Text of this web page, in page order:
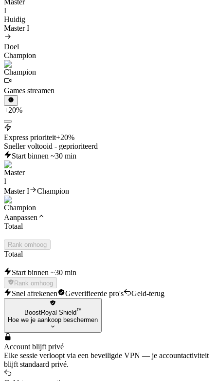
Huidig
Master I
Doel
Champion
Games streamen
+20%
Express prioriteit+20%
Sneller voltooid - geprioriteerd
Start binnen ~30 min
Master I Champion
Aanpassen
Totaal
Rank omhoog
Totaal
Start binnen ~30 min
Rank omhoog
Snel afrekenen Geverifieerde pro's Geld-terug
BoostRoyal Shield™
Hoe we je aankoop beschermen
Account blijft privé
Elke sessie verloopt via een beveiligde VPN — je accountactiviteit
blijft standaard privé.